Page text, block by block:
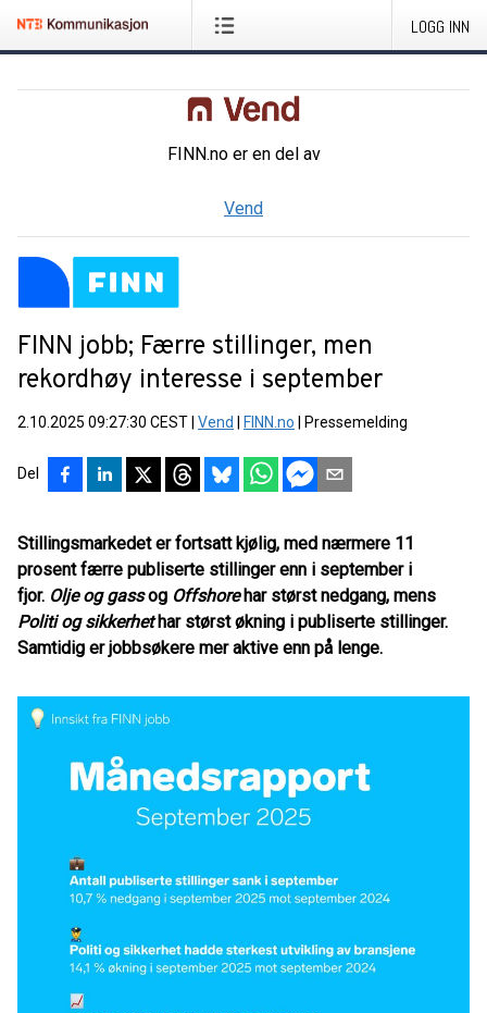
LOGG INN
FINN.no er en del av
Vend
FINN jobb; Færre stillinger, men
rekordhøy interesse i september
2.10.2025 09:27:30 CEST Vend FINN.no Pressemelding
Del
Stillingsmarkedet er fortsatt kjølig, med nærmere 11
prosent færre publiserte stillinger enn i september i
fjor. Olje og gassog Offshorehar størst nedgang, mens
Politi og sikkerhethar størst økning i publiserte stillinger.
Samtidig er jobbsøkere mer aktive enn på lenge.